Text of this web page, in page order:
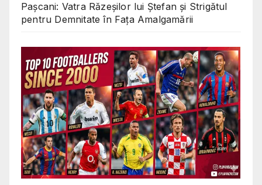
Pașcani: Vatra Răzeșilor lui Ștefan și Strigătul
pentru Demnitate în Fața Amalgamării